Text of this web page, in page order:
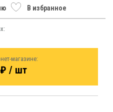
В избранное
магазине:
₽ / шт